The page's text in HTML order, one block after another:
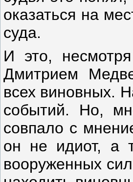
оказаться на
суда.
И это,
Дмитрием
всех виновных.
событий. Но,
совпало с
он не идиот, а
вооруженных